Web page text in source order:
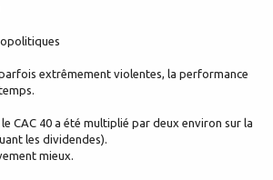
extrêmement violentes, la performance
CAC 40 a été multiplié par deux environ sur la
les dividendes).
mieux.